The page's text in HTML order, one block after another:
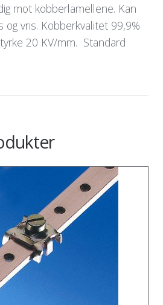
mot kobberlamellene. Kan
og vris. Kobberkvalitet 99,9%
20 KV/mm. Standard